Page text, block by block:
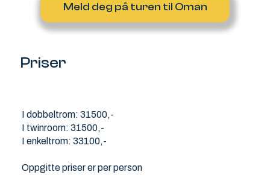
Meld deg på turen til Oman
Priser
I dobbeltrom: 31500,-
I twinroom: 31500,-
I enkeltrom: 33100,-
Oppgitte priser er per person